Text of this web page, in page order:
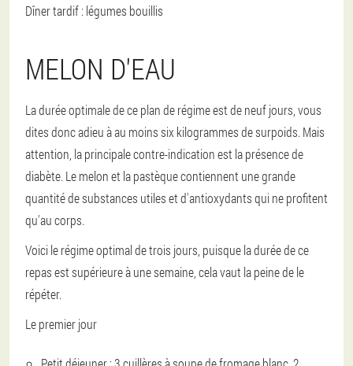
Dîner tardif : légumes bouillis
MELON D'EAU
La durée optimale de ce plan de régime est de neuf jours, vous
dites donc adieu à au moins six kilogrammes de surpoids. Mais
attention, la principale contre-indication est la présence de
diabète. Le melon et la pastèque contiennent une grande
quantité de substances utiles et d'antioxydants qui ne profitent
qu'au corps.
Voici le régime optimal de trois jours, puisque la durée de ce
repas est supérieure à une semaine, cela vaut la peine de le
répéter.
Le premier jour